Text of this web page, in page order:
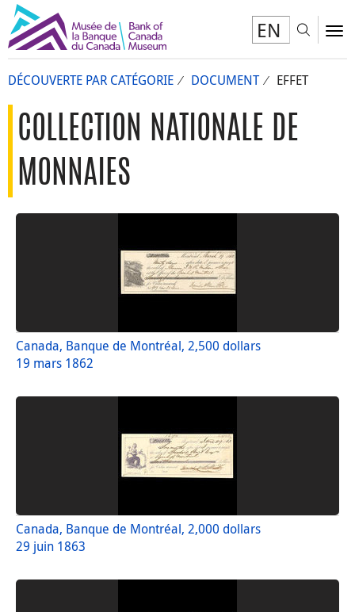
EN
DÉCOUVERTE PAR CATÉGORIE DOCUMENT EFFET
COLLECTION NATIONALE DE
MONNAIES
Canada, Banque de Montréal, 2,500 dollars
19 mars 1862
Canada, Banque de Montréal, 2,000 dollars
29 juin 1863